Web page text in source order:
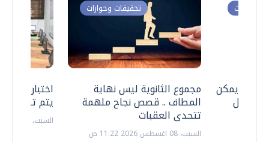
اختبارات
يتم
السبت، 18 يوليو 2026 09:22 ص
تحقيقات وحوارات
مجموع الثانوية ليس نهاية
المطاف .. قصص نجاح ملهمة
تتحدى العقبات
السبت، 08 اغسطس 2026 11:22 ص
وحوارات
.. هل يمكن
نتعامل